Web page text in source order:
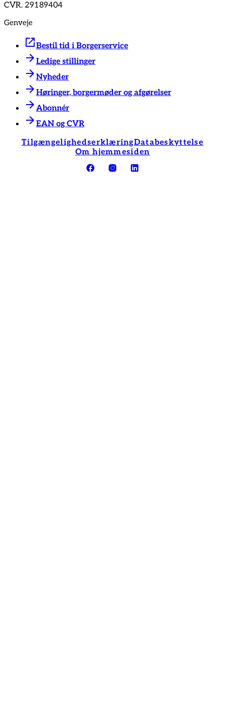
CVR. 29189404
Genveje
Bestil tid i Borgerservice
Ledige stillinger
Nyheder
Høringer, borgermøder og afgørelser
Abonnér
EAN og CVR
TilgængelighedserklæringDatabeskyttelse
Om hjemmesiden